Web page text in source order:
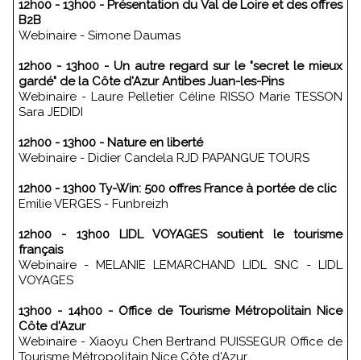
12h00 - 13h00 - Présentation du Val de Loire et des offres
B2B
Webinaire - Simone Daumas
12h00 - 13h00 - Un autre regard sur le "secret le mieux
gardé" de la Côte d'Azur Antibes Juan-les-Pins
Webinaire - Laure Pelletier Céline RISSO Marie TESSON
Sara JEDIDI
12h00 - 13h00 - Nature en liberté
Webinaire - Didier Candela RJD PAPANGUE TOURS
12h00 - 13h00 Ty-Win: 500 offres France à portée de clic
Emilie VERGES - Funbreizh
12h00 - 13h00 LIDL VOYAGES soutient le tourisme
français
Webinaire - MELANIE LEMARCHAND LIDL SNC - LIDL
VOYAGES
13h00 - 14h00 - Office de Tourisme Métropolitain Nice
Côte d'Azur
Webinaire - Xiaoyu Chen Bertrand PUISSEGUR Office de
Tourisme Métropolitain Nice Côte d'Azur